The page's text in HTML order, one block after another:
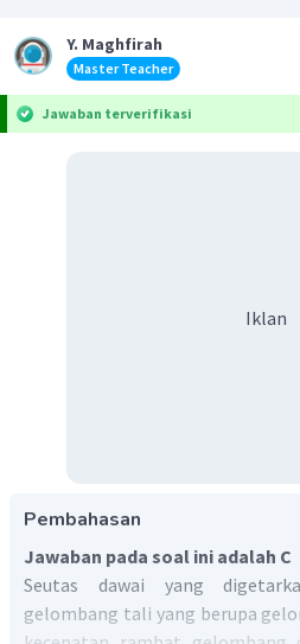
Y. Maghfirah
Master Teacher
Jawaban terverifikasi
Iklan
Pembahasan
Jawaban pada soal ini adalah C
Seutas dawai yang
gelombang tali yang berupa